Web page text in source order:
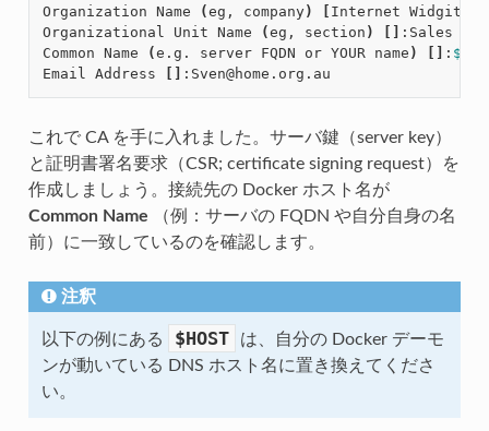
Organization Name
(eg, company)
Internet Widgits
Organizational Unit Name
(eg, section )
:Sales
Common Name
(e.g. server FQDN or YOUR name ) :
Email Address
これで CA を手に入れました。サーバ鍵（server key）
と証明書署名要求（CSR; certificate signing request）を
作成しましょう。接続先の Docker ホスト名が
Common Name （例：サーバの FQDN や自分自身の名
前）に一致しているのを確認します。
注釈
以下の例にある $HOST
は、自分の Docker デーモ
ンが動いている DNS ホスト名に置き換えてくださ
い。